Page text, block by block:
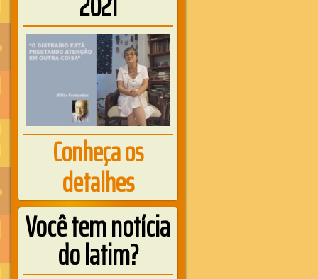
Conheça os
detalhes
Você tem notícia
do latim?